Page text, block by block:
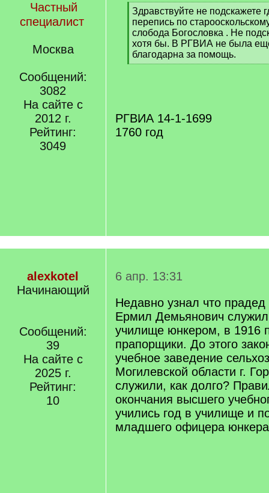
Частный
специалист
Москва
Сообщений:
3082
На сайте с
2012 г.
Рейтинг:
3049
[
q
]
Здравствуйте не подскажете
перепись по
слобода Богословка . Не
хотя бы. В РГВИА не была
благодарна за помощь.
[
РГВИА 14-1-1699
1760 год
alexkotel
Начинающий
Сообщений:
39
На сайте с
2025 г.
Рейтинг:
10
6 апр. 13:31
Недавно узнал что
Ермил Демьянович
училище юнкером, в 1916
прапорщики. До этого
учебное заведение
Могилевской области г.
служили, как долго?
окончания высшего
учились год в училище и
младшего офицера